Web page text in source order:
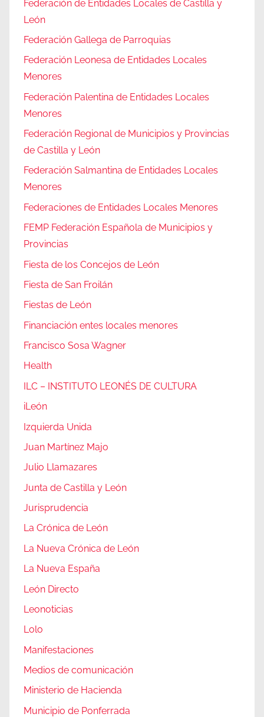
Federación de Entidades Locales de Castilla y
León
Federación Gallega de Parroquias
Federación Leonesa de Entidades Locales
Menores
Federación Palentina de Entidades Locales
Menores
Federación Regional de Municipios y Provincias
de Castilla y León
Federación Salmantina de Entidades Locales
Menores
Federaciones de Entidades Locales Menores
FEMP Federación Española de Municipios y
Provincias
Fiesta de los Concejos de León
Fiesta de San Froilán
Fiestas de León
Financiación entes locales menores
Francisco Sosa Wagner
Health
ILC – INSTITUTO LEONÉS DE CULTURA
iLeón
Izquierda Unida
Juan Martínez Majo
Julio Llamazares
Junta de Castilla y León
Jurisprudencia
La Crónica de León
La Nueva Crónica de León
La Nueva España
León Directo
Leonoticias
Lolo
Manifestaciones
Medios de comunicación
Ministerio de Hacienda
Municipio de Ponferrada